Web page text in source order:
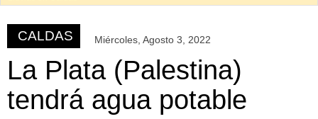
CALDAS Miércoles, Agosto 3, 2022
La Plata (Palestina)
tendrá agua potable